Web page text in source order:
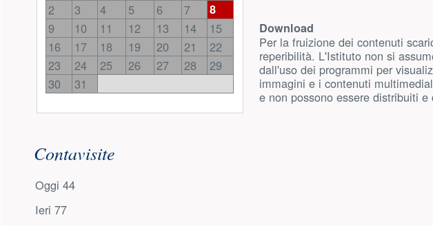
2
3 4 5 6 7 8
9 10 11 12 13 14
15
16
17 18 19 20 21
22
23
24 25 26 27 28
29
30
31
Contavisite
Oggi 44
Ieri 77
Download
Per la fruizione dei contenuti
reperibilità. L'Istituto non si
dall'uso dei programmi per
immagini e i contenuti
e non possono essere distribuiti e